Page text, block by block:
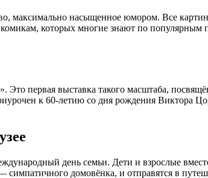
максимально насыщенное юмором. Все
которых многие знают по популярным
первая выставка такого масштаба,
к 60-летию со дня рождения Виктора
день семьи. Дети и взрослые
домовёнка, и отправятся в